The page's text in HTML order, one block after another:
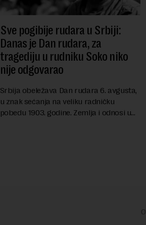
Sve pogibije rudara u Srbiji:
Danas je Dan rudara, za
tragediju u rudniku Soko niko
nije odgovarao
Srbija obeležava Dan rudara 6. avgusta,
u znak sećanja na veliku radničku
pobedu 1903. godine. Zemlja i odnosi u